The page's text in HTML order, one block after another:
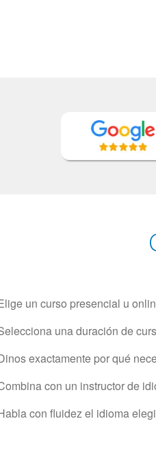
de Español en Barcelona,
un curso presencial u
una duración de
exactamente por qué
con un instructor de
con fluidez el idioma